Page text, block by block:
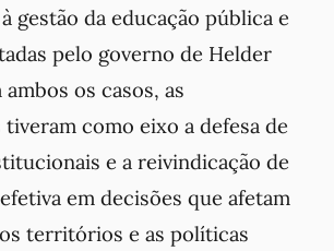
gestão da educação pública e
pelo governo de Helder
os casos, as
como eixo a defesa de
e a reivindicação de
em decisões que afetam
territórios e as políticas